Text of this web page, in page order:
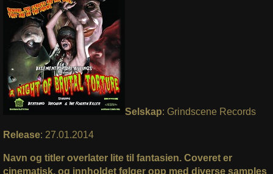
Selskap: Grindscene Records
Release: 27.01.2014
Navn og titler overlater lite til fantasien. Coveret er
cinematisk, og innholdet følger opp med diverse samples